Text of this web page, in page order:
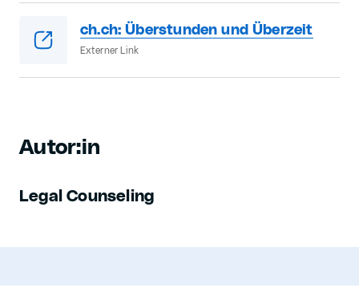
ch.ch: Überstunden und Überzeit
Externer Link
Autor:in
Legal Counseling